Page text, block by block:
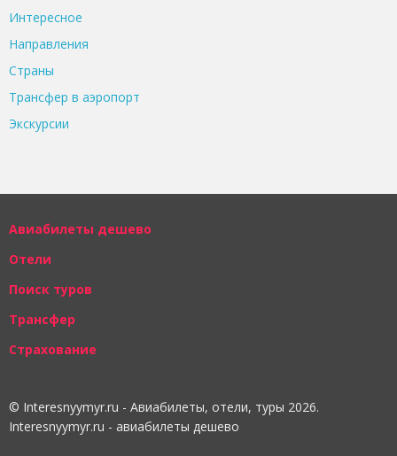
Интересное
Направления
Страны
Трансфер в аэропорт
Экскурсии
Авиабилеты дешево
Отели
Поиск туров
Трансфер
Страхование
© Interesnyymyr.ru - Авиабилеты, отели, туры 2026.
Interesnyymyr.ru - авиабилеты дешево